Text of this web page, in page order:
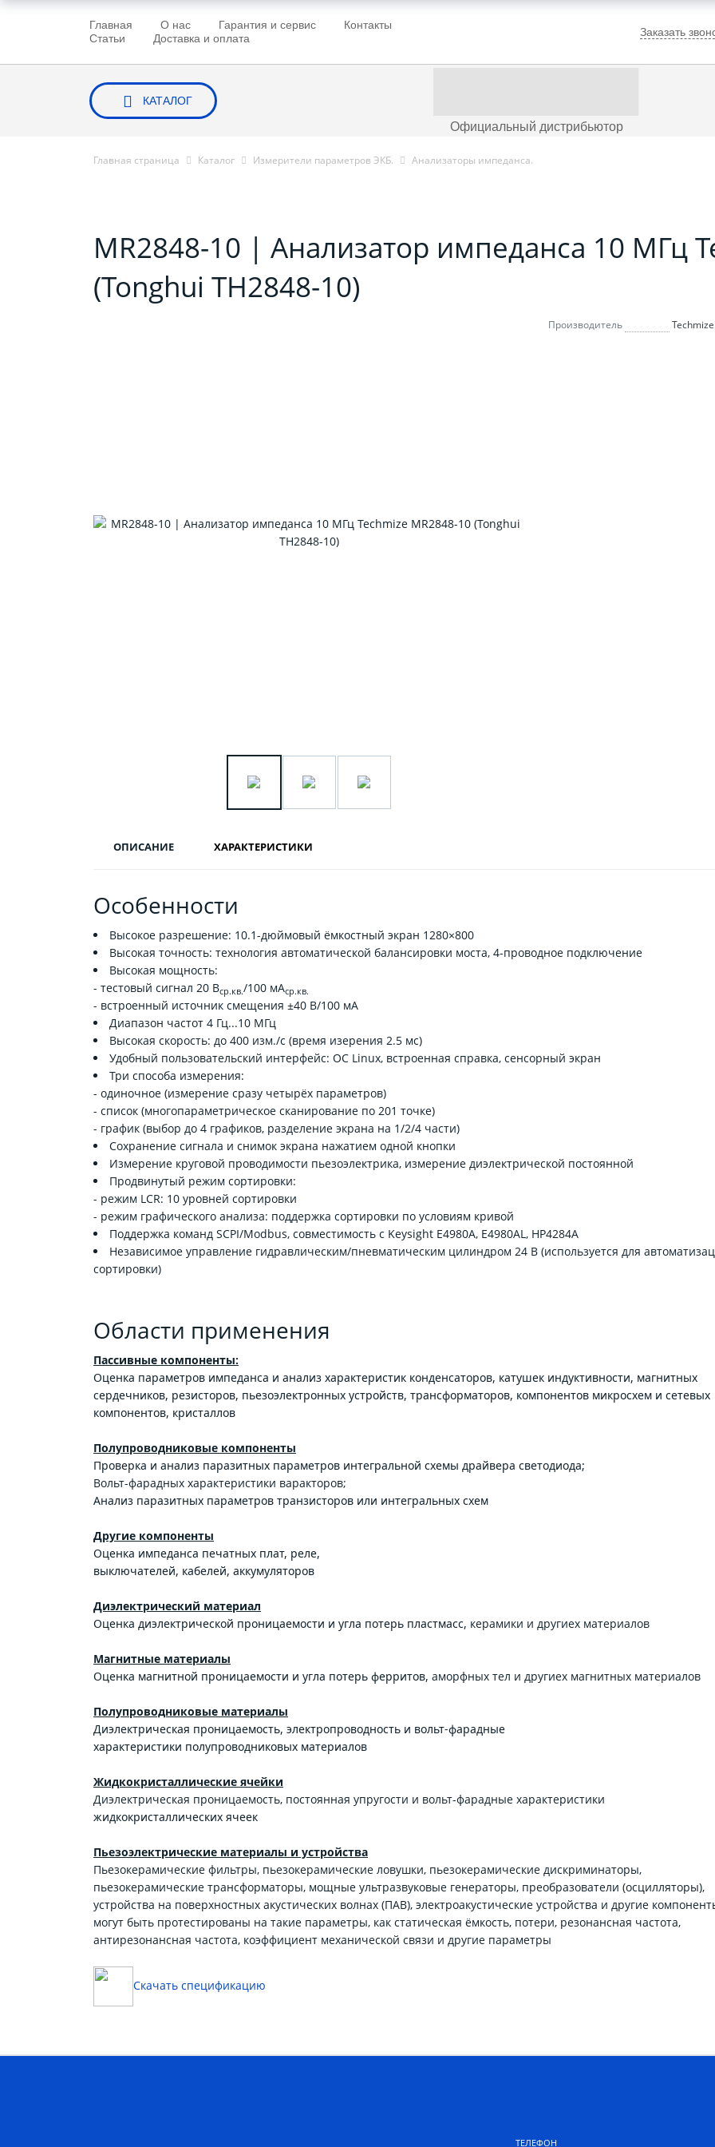
Главная О нас Гарантия и сервис
Контакты
Статьи
Доставка и оплата Заказать
КАТАЛОГ
Официальный дистрибьютор
Главная страница Каталог Измерители параметров ЭКБ. Анализаторы импеданса.
MR2848-10 | Анализатор импеданса 10 МГц
(Tonghui TH2848-10)
Производитель Techmize
ОПИСАНИЕ ХАРАКТЕРИСТИКИ
Особенности
Высокое разрешение: 10.1-дюймовый ёмкостный экран 1280×800
Высокая точность: технология автоматической балансировки моста, 4-проводное подключение
Высокая мощность:
- тестовый сигнал 20 Вср.кв./100 мАср.кв.
- встроенный источник смещения ±40 В/100 мА
Диапазон частот 4 Гц...10 МГц
Высокая скорость: до 400 изм./с (время изерения 2.5 мс)
Удобный пользовательский интерфейс: ОС Linux, встроенная справка, сенсорный экран
Три способа измерения:
- одиночное (измерение сразу четырёх параметров)
- список (многопараметрическое сканирование по 201 точке)
- график (выбор до 4 графиков, разделение экрана на 1/2/4 части)
Сохранение сигнала и снимок экрана нажатием одной кнопки
Измерение круговой проводимости пьезоэлектрика, измерение диэлектрической постоянной
Продвинутый режим сортировки:
- режим LCR: 10 уровней сортировки
- режим графического анализа: поддержка сортировки по условиям кривой
Поддержка команд SCPI/Modbus, совместимость с Keysight E4980A, E4980AL, HP4284A
Независимое управление гидравлическим/пневматическим цилиндром 24 В (используется для
сортировки)
Области применения
Пассивные компоненты:
Оценка параметров импеданса и анализ характеристик конденсаторов, катушек индуктивности, магнитных
сердечников, резисторов, пьезоэлектронных устройств, трансформаторов, компонентов микросхем и сетевых
компонентов, кристаллов
Полупроводниковые компоненты
Проверка и анализ паразитных параметров интегральной схемы драйвера светодиода;
Вольт-фарадных характеристики варакторов;
Анализ паразитных параметров транзисторов или интегральных схем
Другие компоненты
Оценка импеданса печатных плат, реле,
выключателей, кабелей, аккумуляторов
Диэлектрический материал
Оценка диэлектрической проницаемости и угла потерь пластмасс, керамики и другиех материалов
Магнитные материалы
Оценка магнитной проницаемости и угла потерь ферритов, аморфных тел и другиех магнитных материалов
Полупроводниковые материалы
Диэлектрическая проницаемость, электропроводность и вольт-фарадные
характеристики полупроводниковых материалов
Жидкокристаллические ячейки
Диэлектрическая проницаемость, постоянная упругости и вольт-фарадные характеристики
жидкокристаллических ячеек
Пьезоэлектрические материалы и устройства
Пьезокерамические фильтры, пьезокерамические ловушки, пьезокерамические дискриминаторы,
пьезокерамические трансформаторы, мощные ультразвуковые генераторы, преобразователи (осцилляторы),
устройства на поверхностных акустических волнах (ПАВ), электроакустические устройства и другие
могут быть протестированы на такие параметры, как статическая ёмкость, потери, резонансная частота,
антирезонансная частота, коэффициент механической связи и другие параметры
Скачать спецификацию
ТЕЛЕФОН